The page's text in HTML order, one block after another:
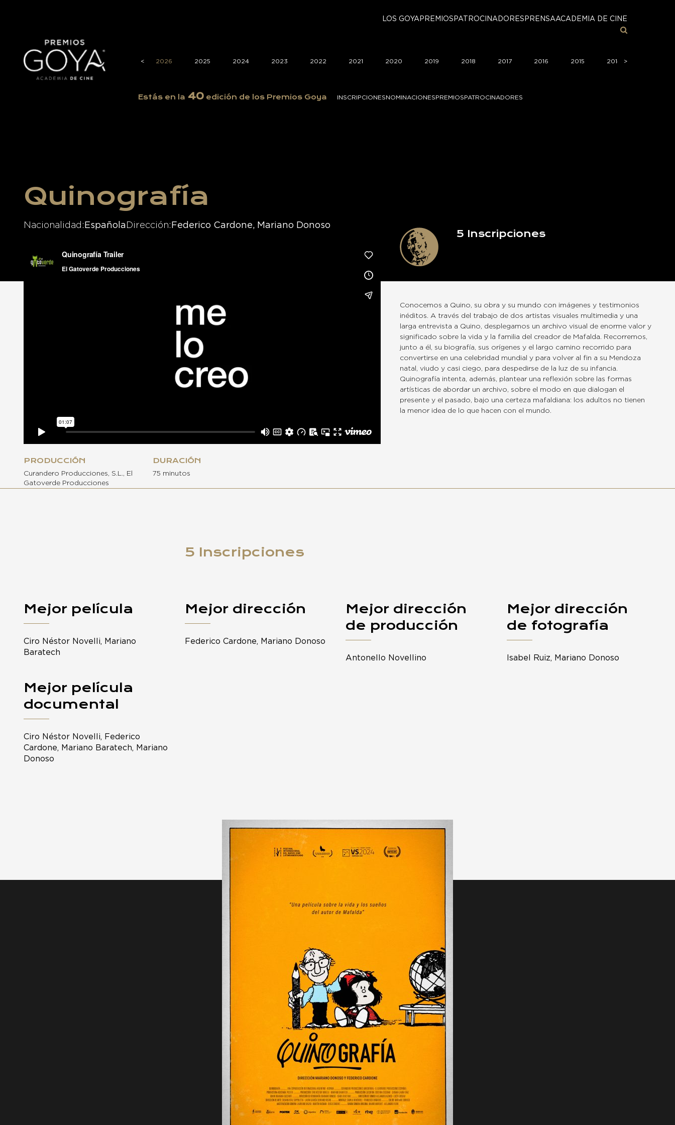
LOS GOYA PREMIOS PATROCINADORES PRENSAACADEMIA DE CINE
< 2026 2025 2024 2023 2022 2021 2020 2019 2018 2017 2016 2015 2014 >
Estás en la 40 edición de los Premios Goya INSCRIPCIONESNOMINACIONESPREMIOSPATROCINADORES
Quinografía
Nacionalidad Española Dirección Federico Cardone, Mariano Donoso
5 Inscripciones
Conocemos a Quino, su obra y su mundo con imágenes y testimonios
inéditos. A través del trabajo de dos artistas visuales multimedia y una
larga entrevista a Quino, desplegamos un archivo visual de enorme valor y
significado sobre la vida y la familia del creador de Mafalda. Recorremos,
junto a él, su biografía, sus orígenes y el largo camino recorrido para
convertirse en una celebridad mundial y para volver al fin a su Mendoza
natal, viudo y casi ciego, para despedirse de la luz de su infancia.
Quinografía intenta, además, plantear una reflexión sobre las formas
artísticas de abordar un archivo, sobre el modo en que dialogan el
presente y el pasado, bajo una certeza mafaldiana: los adultos no tienen
la menor idea de lo que hacen con el mundo.
PRODUCCIÓN
Curandero Producciones, S.L., El
Gatoverde Producciones
DURACIÓN
75 minutos
5 Inscripciones
Mejor película
Ciro Néstor Novelli, Mariano
Baratech
Mejor dirección
Federico Cardone, Mariano Donoso
Mejor dirección
de producción
Antonello Novellino
Mejor dirección
de fotografía
Isabel Ruiz, Mariano Donoso
Mejor película
documental
Ciro Néstor Novelli, Federico
Cardone, Mariano Baratech, Mariano
Donoso